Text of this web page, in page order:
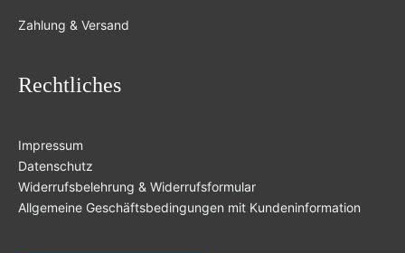
Zahlung & Versand
Rechtliches
Impressum
Datenschutz
Widerrufsbelehrung & Widerrufsformular
Allgemeine Geschäftsbedingungen mit Kundeninformation